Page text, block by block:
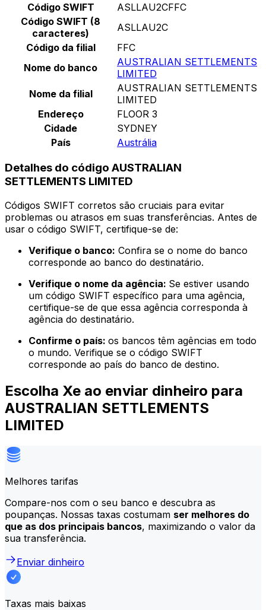
Código SWIFT
ASLLAU2CFFC
Código SWIFT (8
caracteres)
ASLLAU2C
Código da filial
FFC
Nome do banco
AUSTRALIAN SETTLEMENTS
LIMITED
Nome da filial
AUSTRALIAN SETTLEMENTS
LIMITED
Endereço
FLOOR 3
Cidade
SYDNEY
País
Austrália
Detalhes do código AUSTRALIAN
SETTLEMENTS LIMITED
Códigos SWIFT corretos são cruciais para evitar
problemas ou atrasos em suas transferências. Antes de
usar o código SWIFT, certifique-se de:
Verifique o banco: Confira se o nome do banco
corresponde ao banco do destinatário.
Verifique o nome da agência: Se estiver usando
um código SWIFT específico para uma agência,
certifique-se de que essa agência corresponda à
agência do destinatário.
Confirme o país: os bancos têm agências em todo
o mundo. Verifique se o código SWIFT
corresponde ao país do banco de destino.
Escolha Xe ao enviar dinheiro para
AUSTRALIAN SETTLEMENTS
LIMITED
Melhores tarifas
Compare-nos com o seu banco e descubra as
poupanças. Nossas taxas costumam ser melhores do
que as dos principais bancos, maximizando o valor da
sua transferência.
Enviar dinheiro
Taxas mais baixas